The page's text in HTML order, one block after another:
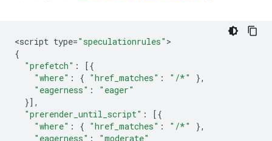
<script type="speculationrules"
{
"prefetch" :
[{
"where" : { "href_matches" : "/*"
},
"eagerness" :
"eager"
}],
"prerender_until_script" :
[{
"where" : { "href_matches" : "/*"
},
"eagerness" :
"moderate"